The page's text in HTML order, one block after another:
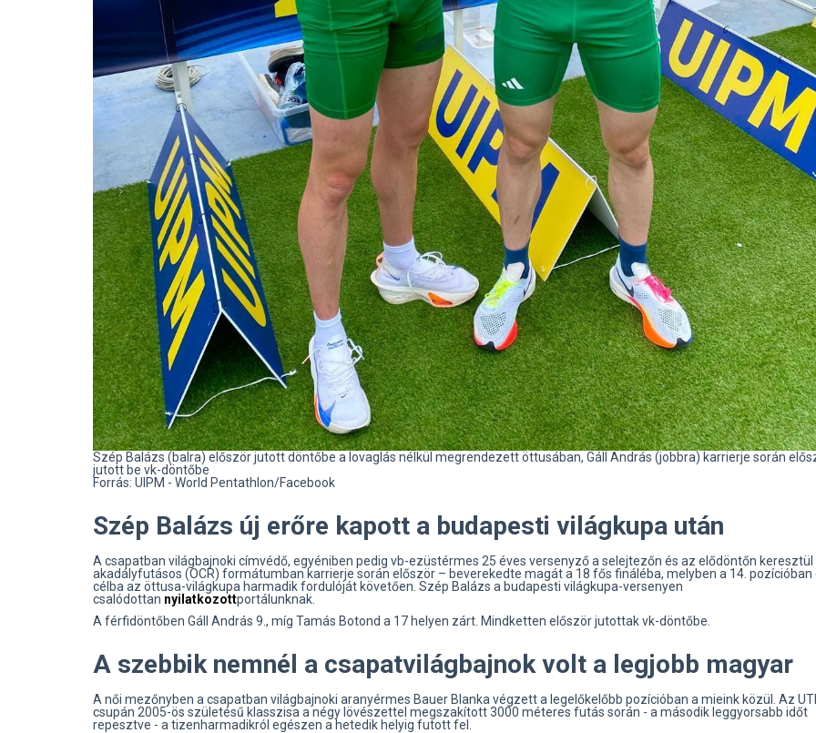
Szép Balázs (balra) először jutott döntőbe a lovaglás nélkül megrendezett öttusában, Gáll András (jobbra) karrierje során
jutott be vk-döntőbe
Forrás: UIPM - World Pentathlon/Facebook
Szép Balázs új erőre kapott a budapesti világkupa után
A csapatban világbajnoki címvédő, egyéniben pedig vb-ezüstérmes 25 éves versenyző a selejtezőn és az elődöntőn keresztül
akadályfutásos (OCR) formátumban karrierje során először – beverekedte magát a 18 fős fináléba, melyben a 14. pozícióban
célba az öttusa-világkupa harmadik fordulóját követően. Szép Balázs a budapesti világkupa-versenyen
csalódottan nyilatkozottportálunknak.
A férfidöntőben Gáll András 9., míg Tamás Botond a 17 helyen zárt. Mindketten először jutottak vk-döntőbe.
A szebbik nemnél a csapatvilágbajnok volt a legjobb magyar
A női mezőnyben a csapatban világbajnoki aranyérmes Bauer Blanka végzett a legelőkelőbb pozícióban a mieink közül. Az
csupán 2005-ös születésű klasszisa a négy lövészettel megszakított 3000 méteres futás során - a második leggyorsabb időt
repesztve - a tizenharmadikról egészen a hetedik helyig futott fel.